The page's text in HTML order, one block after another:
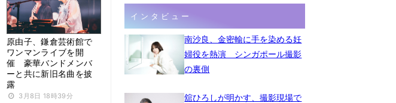
原由子、鎌倉芸術館で
ワンマンライブを開
催 豪華バンドメンバ
ーと共に新旧名曲を披
露
3月8日 18時39分
インタビュー
南沙良、金密輸に手を染める妊
婦役を熱演 シンガポール撮影
の裏側
舘ひろしが明かす、撮影現場で